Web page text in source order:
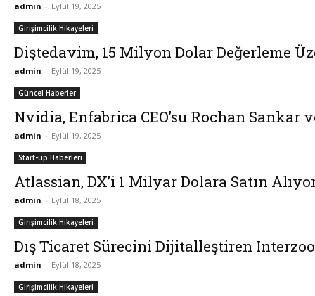
admin - Eylül 19, 2025
Girişimcilik Hikayeleri
Diştedavim, 15 Milyon Dolar Değerleme
admin - Eylül 19, 2025
Güncel Haberler
Nvidia, Enfabrica CEO’su Rochan
admin - Eylül 19, 2025
Start-up Haberleri
Atlassian, DX’i 1 Milyar Dolara Satın
admin - Eylül 18, 2025
Girişimcilik Hikayeleri
Dış Ticaret Sürecini Dijitalleştiren
admin - Eylül 18, 2025
Girişimcilik Hikayeleri